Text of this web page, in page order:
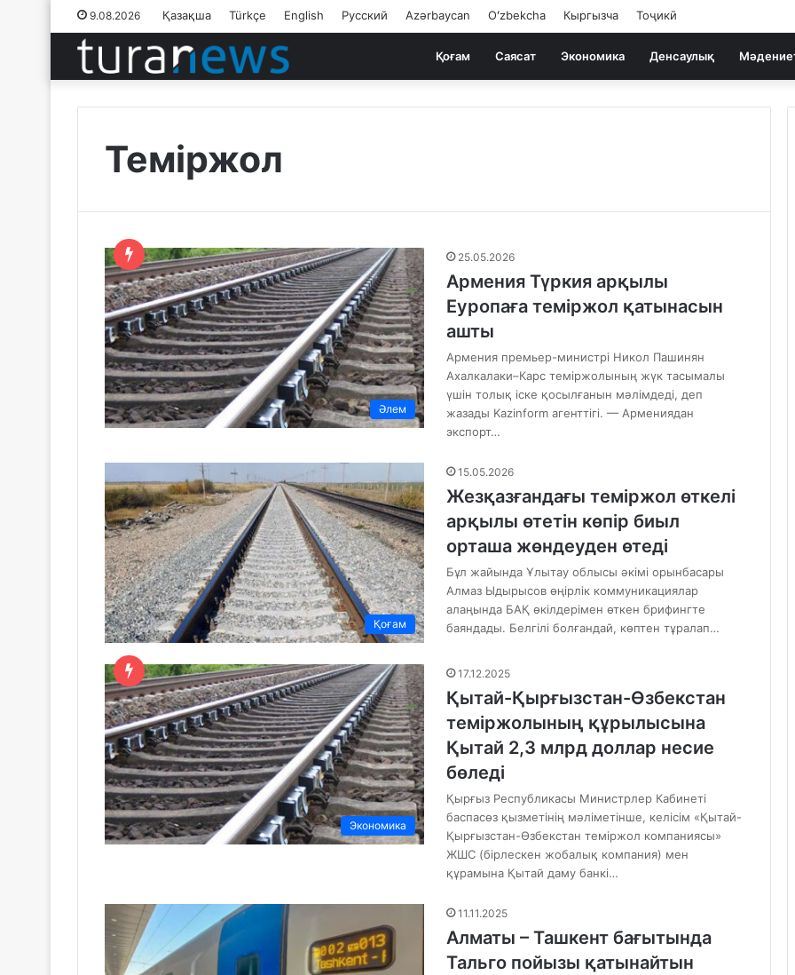
9.08.2026 Қазақша Türkçe English Русский Azərbaycan Oʻzbekcha Кыргызча Тоҷикӣ
Қоғам Саясат Экономика Денсаулық
Теміржол
Әлем
25.05.2026
Армения Түркия арқылы
Еуропаға теміржол қатынасын
ашты
Армения премьер-министрі Никол Пашинян
Ахалкалаки–Карс теміржолының жүк тасымалы
үшін толық іске қосылғанын мәлімдеді, деп
жазады Kazinform агенттігі. — Армениядан
экспорт…
Қоғам
15.05.2026
Жезқазғандағы теміржол өткелі
арқылы өтетін көпір биыл
орташа жөндеуден өтеді
Бұл жайында Ұлытау облысы әкімі орынбасары
Алмаз Ыдырысов өңірлік коммуникациялар
алаңында БАҚ өкілдерімен өткен брифингте
баяндады. Белгілі болғандай, көптен тұралап…
Экономика
17.12.2025
Қытай-Қырғызстан-Өзбекстан
теміржолының құрылысына
Қытай 2,3 млрд доллар несие
бөледі
Қырғыз Республикасы Министрлер Кабинеті
баспасөз қызметінің мәліметінше, келісім «Қытай-
Қырғызстан-Өзбекстан теміржол компаниясы»
ЖШС (бірлескен жобалық компания) мен
құрамына Қытай даму банкі…
11.11.2025
Алматы – Ташкент бағытында
Тальго пойызы қатынайтын